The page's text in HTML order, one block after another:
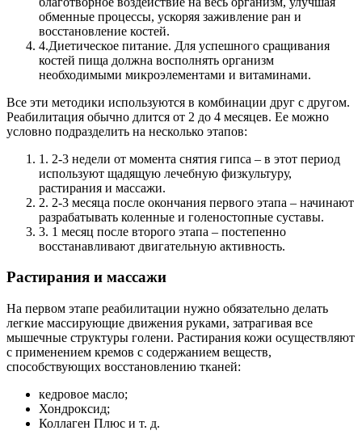
обменные процессы, ускоряя заживление ран и
восстановление костей.
4.Диетическое питание. Для успешного сращивания
костей пища должна восполнять организм
необходимыми микроэлементами и витаминами.
Все эти методики используются в комбинации друг с другом.
Реабилитация обычно длится от 2 до 4 месяцев. Ее можно
условно подразделить на несколько этапов:
1. 2-3 недели от момента снятия гипса – в этот период
используют щадящую лечебную физкультуру,
растирания и массажи.
2. 2-3 месяца после окончания первого этапа – начинают
разрабатывать коленные и голеностопные суставы.
3. 1 месяц после второго этапа – постепенно
восстанавливают двигательную активность.
Растирания и массажи
На первом этапе реабилитации нужно обязательно делать
легкие массирующие движения руками, затрагивая все
мышечные структуры голени. Растирания кожи осуществляют
с применением кремов с содержанием веществ,
способствующих восстановлению тканей:
кедровое масло;
Хондроксид;
Коллаген Плюс и т. д.